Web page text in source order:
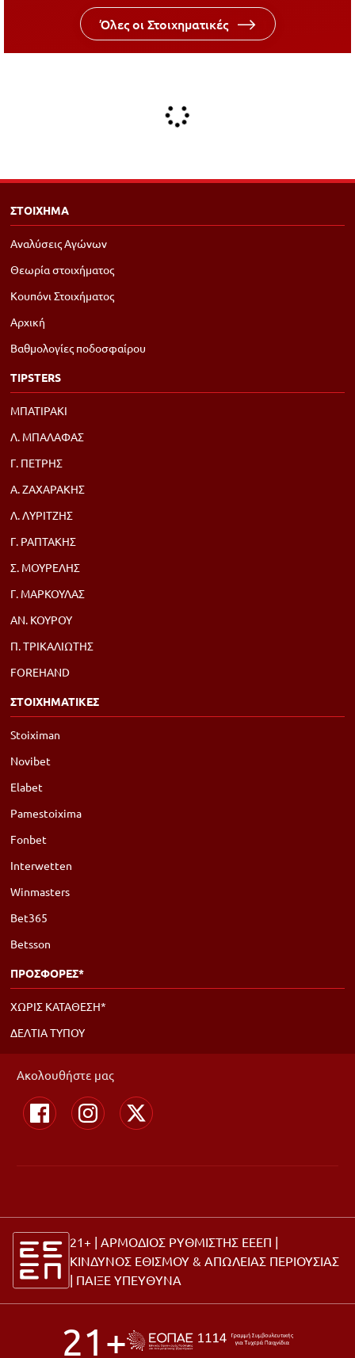
Όλες οι Στοιχηματικές
ΣΤΟΙΧΗΜΑ
Αναλύσεις Αγώνων
Θεωρία στοιχήματος
Κουπόνι Στοιχήματος
Αρχική
Βαθμολογίες ποδοσφαίρου
TIPSTERS
ΜΠΑΤΙΡΑΚΙ
Λ. ΜΠΑΛΑΦΑΣ
Γ. ΠΕΤΡΗΣ
Α. ΖΑΧΑΡΑΚΗΣ
Λ. ΛΥΡΙΤΖΗΣ
Γ. ΡΑΠΤΑΚΗΣ
Σ. ΜΟΥΡΕΛΗΣ
Γ. ΜΑΡΚΟΥΛΑΣ
ΑΝ. ΚΟΥΡΟΥ
Π. ΤΡΙΚΑΛΙΩΤΗΣ
FOREHAND
ΣΤΟΙΧΗΜΑΤΙΚΕΣ
Stoiximan
Novibet
Elabet
Pamestoixima
Fonbet
Interwetten
Winmasters
Bet365
Betsson
ΠΡΟΣΦΟΡΕΣ*
ΧΩΡΙΣ ΚΑΤΑΘΕΣΗ*
ΔΕΛΤΙΑ ΤΥΠΟΥ
Ακολουθήστε μας
21+ | ΑΡΜΟΔΙΟΣ ΡΥΘΜΙΣΤΗΣ ΕΕΕΠ |
ΚΙΝΔΥΝΟΣ ΕΘΙΣΜΟΥ & ΑΠΩΛΕΙΑΣ ΠΕΡΙΟΥΣΙΑΣ
| ΠΑΙΞΕ ΥΠΕΥΘΥΝΑ
21+